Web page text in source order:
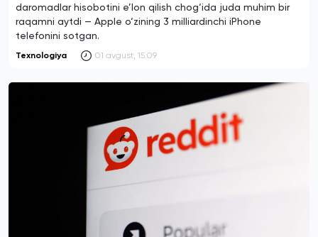
daromadlar hisobotini e’lon qilish chog‘ida juda muhim bir
raqamni aytdi — Apple o‘zining 3 milliardinchi iPhone
telefonini sotgan.
Texnologiya 01 avgust, 15:09